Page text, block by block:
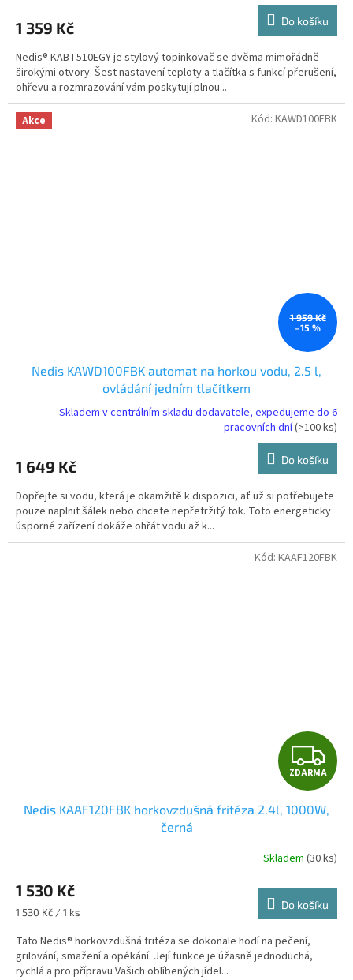
1 359 Kč Do košíku
Nedis® KABT510EGY je stylový topinkovač se dvěma mimořádně
širokými otvory. Šest nastavení teploty a tlačítka s funkcí přerušení,
ohřevu a rozmrazování vám poskytují plnou...
Akce
1 959 Kč
–15 %
Nedis KAWD100FBK automat na horkou vodu, 2.5 l,
ovládání jedním tlačítkem
Skladem v centrálním skladu dodavatele, expedujeme do 6
pracovních dní(>100 ks)
1 649 Kč Do košíku
Dopřejte si vodu, která je okamžitě k dispozici, ať už si potřebujete
pouze naplnit šálek nebo chcete nepřetržitý tok. Toto energeticky
úsporné zařízení dokáže ohřát vodu až k...
Kód: KAWD100FBK
Z
D
A
R
M
A
ZDARMA
Nedis KAAF120FBK horkovzdušná fritéza 2.4l, 1000W,
černá
Skladem (30 ks)
1 530 Kč
Měrná
1 530 Kč / 1 ks
Do košíku
Tato Nedis® horkovzdušná fritéza se dokonale hodí na pečení,
grilování, smažení a opékání. Její funkce je úžasně jednoduchá,
rychlá a pro přípravu Vašich oblíbených jídel...
Kód: KAAF120FBK